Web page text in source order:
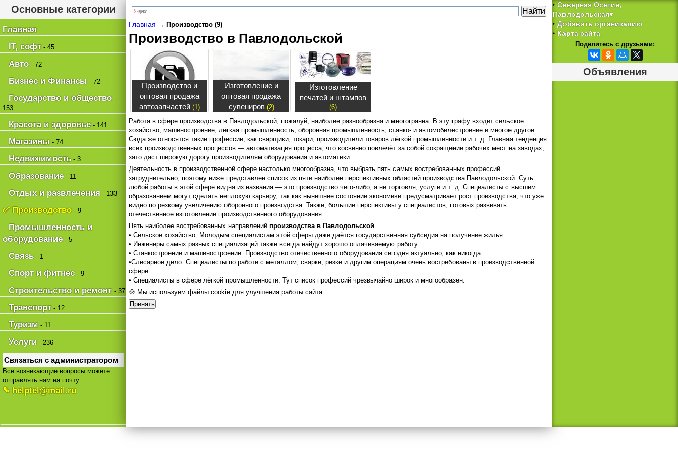
Основные категории
Главная
IT, софт- 45
Авто- 72
Бизнес и Финансы - 72
Государство и общество-
153
Красота и здоровье- 141
Магазины - 74
Недвижимость- 3
Образование- 11
Отдых и развлечения - 133
✅ Производство- 9
Промышленность и
оборудование- 5
Связь- 1
Спорт и фитнес- 9
Строительство и ремонт- 37
Транспорт- 12
Туризм - 11
Услуги - 236
Связаться с администратором
Все возникающие вопросы можете
отправлять нам на почту:
✎ helptel@mail.ru
Главная → Производство (9)
Производство в Павлодольской
Производство и
оптовая продажа
автозапчастей (1)
Изготовление и
оптовая продажа
сувениров(2)
Изготовление
печатей и штампов
(6)
Работа в сфере производства в Павлодольской, пожалуй, наиболее разнообразна и многогранна. В эту графу входит сельское
хозяйство, машиностроение, лёгкая промышленность, оборонная промышленность, станко- и автомобилестроение и многое другое.
Сюда же относятся такие профессии, как сварщики, токари, производители товаров лёгкой промышленности и т. д. Главная тенденция
всех производственных процессов — автоматизация процесса, что косвенно повлечёт за собой сокращение рабочих мест на заводах,
зато даст широкую дорогу производителям оборудования и автоматики.
Деятельность в производственной сфере настолько многообразна, что выбрать пять самых востребованных профессий
затруднительно, поэтому ниже представлен список из пяти наиболее перспективных областей производства Павлодольской. Суть
любой работы в этой сфере видна из названия — это производство чего-либо, а не торговля, услуги и т. д. Специалисты с высшим
образованием могут сделать неплохую карьеру, так как нынешнее состояние экономики предусматривает рост производства, что уже
видно по резкому увеличению оборонного производства. Также, большие перспективы у специалистов, готовых развивать
отечественное изготовление производственного оборудования.
Пять наиболее востребованных направлений производства в Павлодольской
• Сельское хозяйство. Молодым специалистам этой сферы даже даётся государственная субсидия на получение жилья.
• Инженеры самых разных специализаций также всегда найдут хорошо оплачиваемую работу.
• Станкостроение и машиностроение. Производство отечественного оборудования сегодня актуально, как никогда.
•Слесарное дело. Специалисты по работе с металлом, сварке, резке и другим операциям очень востребованы в производственной
сфере.
• Специалисты в сфере лёгкой промышленности. Тут список профессий чрезвычайно широк и многообразен.
🍪 Мы используем файлы cookie для улучшения работы сайта.
Принять
‣ Северная Осетия,
Павлодольская▾
‣ Добавить организацию
‣ Карта сайта
Поделитесь с друзьями:
Объявления